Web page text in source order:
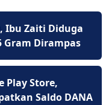
Ibu Zaiti Diduga
Gram Dirampas
Play Store,
Saldo DANA